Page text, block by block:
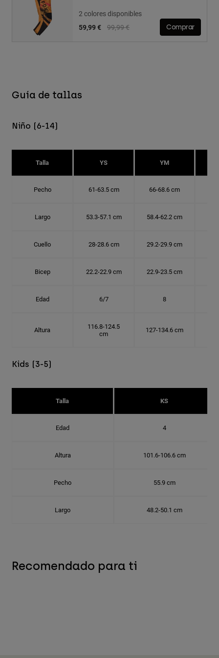
2 colores disponibles
Price reduced from
99,99 €to
59,99 € Comprar
Guía de tallas
Niño (6-14)
Talla YS YM
Pecho 61-63.5 cm 66-68.6 cm
Largo 53.3-57.1 cm 58.4-62.2 cm
Cuello 28-28.6 cm 29.2-29.9 cm
Bicep 22.2-22.9 cm 22.9-23.5 cm
Edad 6/7 8
Altura
116.8-124.5
cm
127-134.6 cm
Kids (3-5)
Talla KS
Edad 4
Altura 101.6-106.6 cm
Pecho 55.9 cm
Largo 48.2-50.1 cm
Recomendado para ti